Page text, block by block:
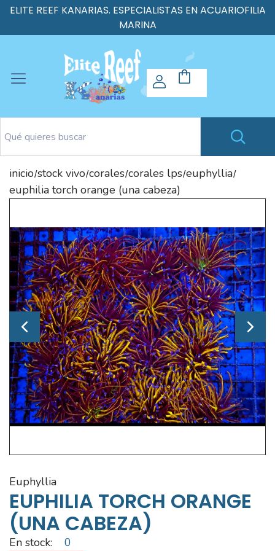
ELITE REEF KANARIAS. ESPECIALISTAS EN ACUARIOFILIA
MARINA
inicio/stock vivo/corales/corales lps/euphyllia/
euphilia torch orange (una cabeza)
euphyllia
EUPHILIA TORCH ORANGE
(UNA CABEZA)
En stock: 0